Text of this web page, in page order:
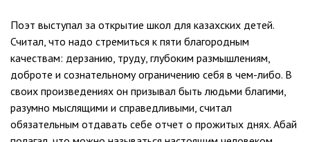
Поэт выступал за открытие школ для казахских детей.
Считал, что надо стремиться к пяти благородным
качествам: дерзанию, труду, глубоким размышлениям,
доброте и сознательному ограничению себя в чем-либо. В
своих произведениях он призывал быть людьми благими,
разумно мыслящими и справедливыми, считал
обязательным отдавать себе отчет о прожитых днях. Абай